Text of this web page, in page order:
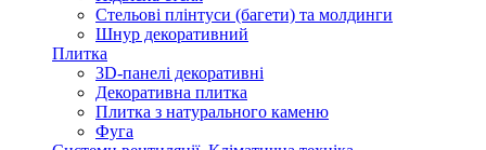
Стельові плінтуси (багети) та молдинги
Шнур декоративний
Плитка
3D-панелі декоративні
Декоративна плитка
Плитка з натурального каменю
Фуга